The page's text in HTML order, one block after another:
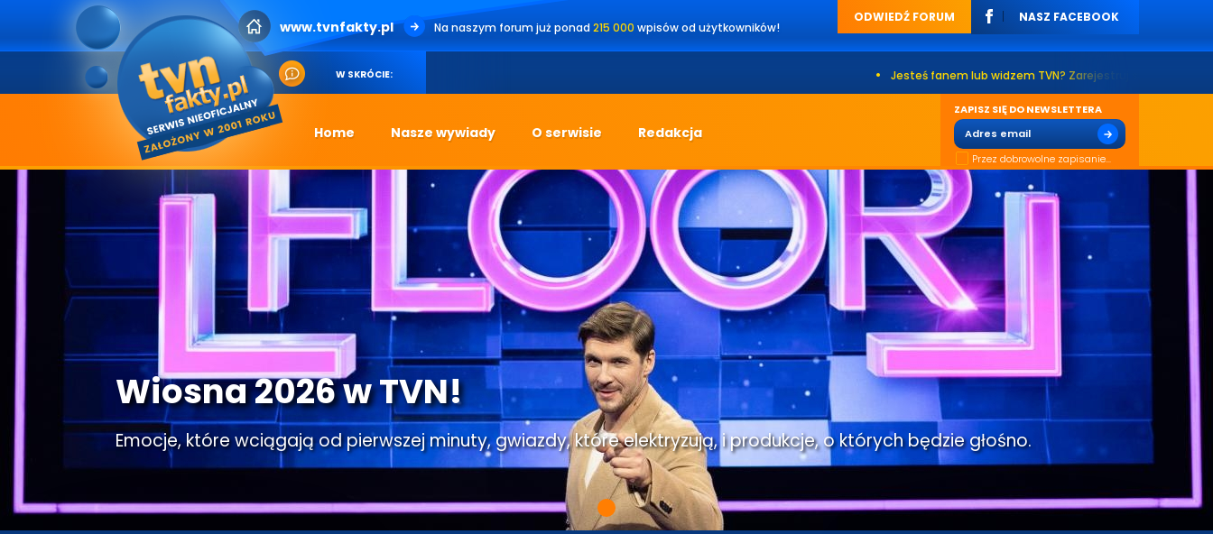
www.tvnfakty.pl Na naszym forum już ponad 215 000 wpisów od użytkowników!
ODWIEDŹ FORUM NASZ FACEBOOK
W SKRÓCIE: Jesteś fanem lub widzem TVN? Zarejestruj się na naszym forum.
Home Nasze wywiady O serwisie Redakcja
ZAPISZ SIĘ DO NEWSLETTERA
Przez dobrowolne zapisanie...
Wiosna 2026 w TVN!
Emocje, które wciągają od pierwszej minuty, gwiazdy, które elektryzują, i produkcje, o których będzie głośno.